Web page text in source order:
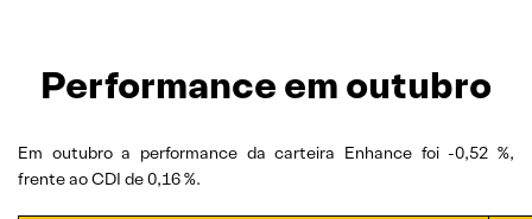
Performance em outubro
Em outubro a performance da carteira Enhance foi -0,52 %,
frente ao CDI de 0,16 %.